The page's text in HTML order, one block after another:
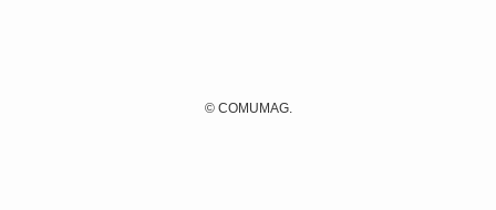
©COMUMAG.